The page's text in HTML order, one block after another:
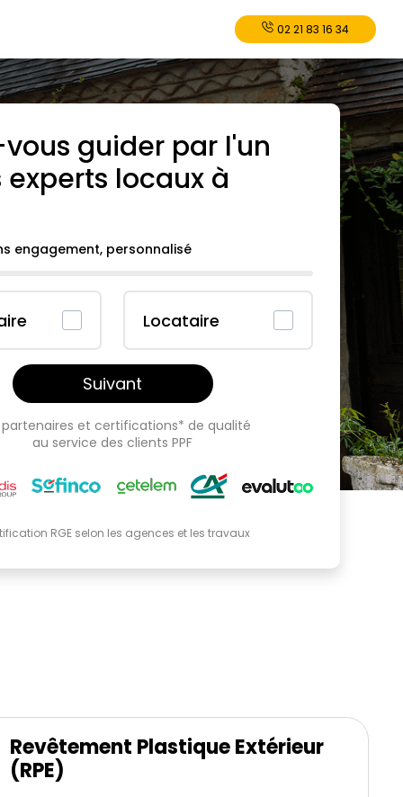
02 21 83 16 34
guider par l'un
experts locaux à
engagement, personnalisé
Locataire
Suivant
partenaires et certifications* de qualité
au service des clients PPF
RGE selon les agences et les travaux
Revêtement Plastique Extérieur
(RPE)